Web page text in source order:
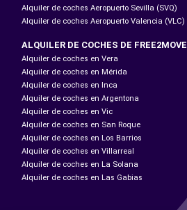
Alquiler de coches Aeropuerto Sevilla (SVQ)
Alquiler de coches Aeropuerto Valencia (VLC)
ALQUILER DE COCHES DE FREE2MOVE
Alquiler de coches en Vera
Alquiler de coches en Mérida
Alquiler de coches en Inca
Alquiler de coches en Argentona
Alquiler de coches en Vic
Alquiler de coches en San Roque
Alquiler de coches en Los Barrios
Alquiler de coches en Villarreal
Alquiler de coches en La Solana
Alquiler de coches en Las Gabias